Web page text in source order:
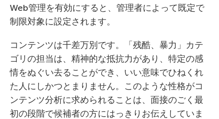
Web管理を有効にすると、管理者によって既定で
制限対象に設定されます。
コンテンツは千差万別です。「残酷、暴力」カテ
ゴリの担当は、精神的な抵抗力があり、特定の感
情をぬぐい去ることができ、いい意味でひねくれ
た人にしかつとまりません。このような性格がコ
ンテンツ分析に求められることは、面接のごく最
初の段階で候補者の方にはっきりお伝えしていま